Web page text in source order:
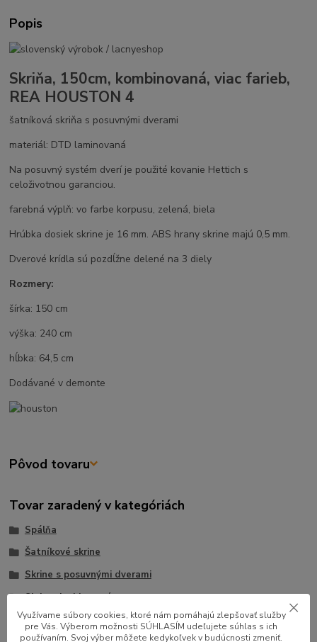
Popis
Skriňa, 150cm, kombinovaná, viac farieb,
REA HOUSTON 4
šatníková skriňa s posuvnými dverami
materiál: DTD laminovaná
Na posuvný systém dverí je použité kovanie Hettich s
celoživotnou garanciou.
farebná výplň: vo farbe korpusu, zelená, biela
Hrúbka dosiek skrine je 16 mm. ABS hrany skrine majú 0,5 mm.
Dverové krídla sú pozdĺžne delené na 3 diely
Rozmery:
šírka: 150 cm
výška: 240 cm
hĺbka: 64,5 cm
Dodávané v demonte
Pôvod tovaru
Tovar zaradený v kategóriách
Spálňa
Šatníkové skrine
Skrine s posuvnými dverami
Skrine dvojdverové
Využívame súbory cookies, ktoré nám pomáhajú zlepšovať služby
pre Vás. Výberom možnosti SÚHLASÍM udeľujete súhlas s ich
používaním. Svoj výber môžete kedykoľvek v budúcnosti zmeniť.